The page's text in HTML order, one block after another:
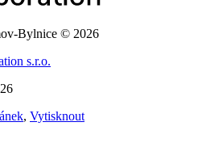
Bylnice © 2026
s.r.o.
, Vytisknout